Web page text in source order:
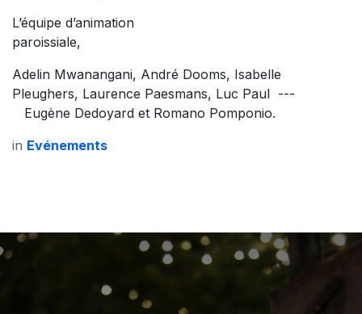
L’équipe d’animation
Adelin Mwanangani, André Dooms, Isabelle
Pleughers, Laurence Paesmans, Luc Paul ---
Eugène Dedoyard et Romano Pomponio.
in Evénements